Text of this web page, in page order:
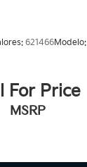
621466Modelo:
For Price
MSRP